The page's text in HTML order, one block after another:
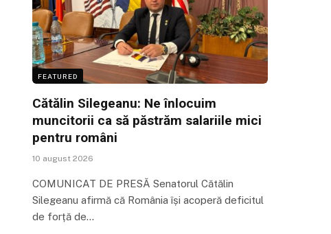
FEATURED
Cătălin Silegeanu: Ne înlocuim
muncitorii ca să păstrăm salariile mici
pentru români
10 august 2026
COMUNICAT DE PRESĂ Senatorul Cătălin
Silegeanu afirmă că România își acoperă deficitul
de forță de…